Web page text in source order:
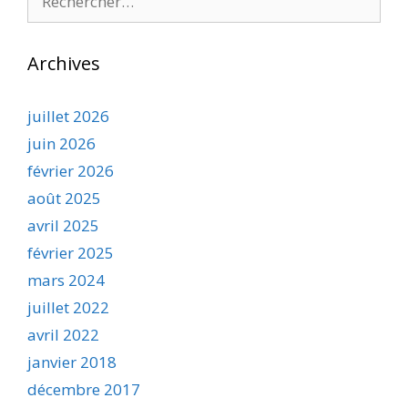
Archives
juillet 2026
juin 2026
février 2026
août 2025
avril 2025
février 2025
mars 2024
juillet 2022
avril 2022
janvier 2018
décembre 2017